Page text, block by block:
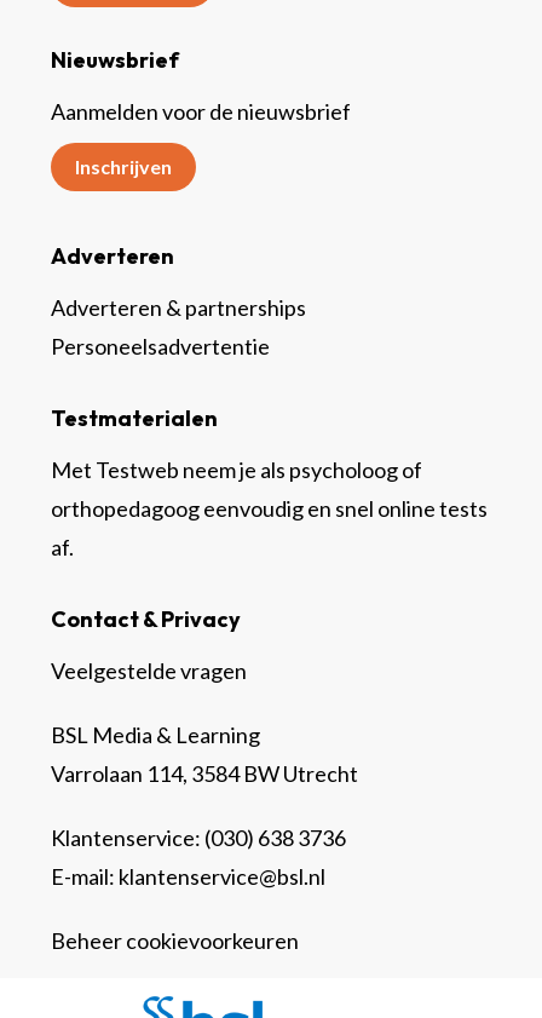
Nieuwsbrief
Aanmelden voor de nieuwsbrief
Inschrijven
Contact & Privacy
Veelgestelde vragen
BSL Media & Learning
Varrolaan 114, 3584 BW Utrecht
Klantenservice: (030) 638 3736
E-mail: klantenservice@bsl.nl
Beheer cookievoorkeuren
Testmaterialen
Met Testweb neem je als psycholoog of
orthopedagoog eenvoudig en snel online tests
af.
Adverteren
Adverteren & partnerships
Personeelsadvertentie